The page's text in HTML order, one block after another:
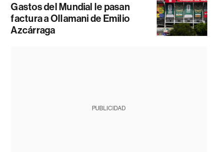
Gastos del Mundial le pasan
factura a Ollamani de Emilio
Azcárraga
PUBLICIDAD